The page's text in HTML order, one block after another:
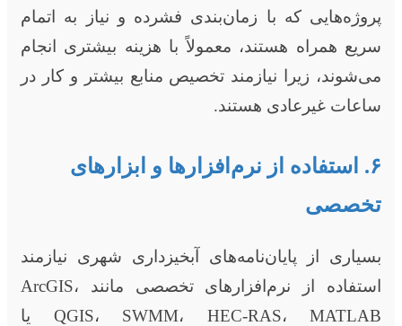
پروژه‌هایی که با زمان‌بندی فشرده و نیاز به اتمام
سریع همراه هستند، معمولاً با هزینه بیشتری انجام
می‌شوند، زیرا نیازمند تخصیص منابع بیشتر و کار در
ساعات غیرعادی هستند.
۶. استفاده از نرم‌افزارها و ابزارهای
تخصصی
بسیاری از پایان‌نامه‌های آبخیزداری شهری نیازمند
استفاده از نرم‌افزارهای تخصصی مانند ArcGIS،
QGIS، SWMM، HEC-RAS، MATLAB یا